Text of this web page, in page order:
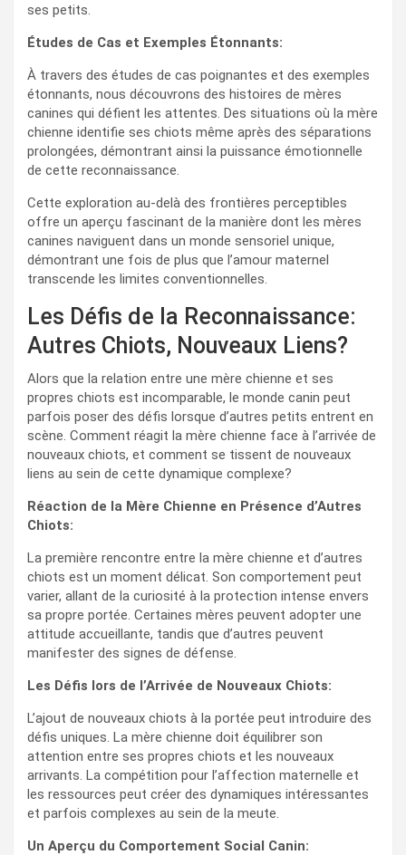
ses petits.
Études de Cas et Exemples Étonnants:
À travers des études de cas poignantes et des exemples
étonnants, nous découvrons des histoires de mères
canines qui défient les attentes. Des situations où la mère
chienne identifie ses chiots même après des séparations
prolongées, démontrant ainsi la puissance émotionnelle
de cette reconnaissance.
Cette exploration au-delà des frontières perceptibles
offre un aperçu fascinant de la manière dont les mères
canines naviguent dans un monde sensoriel unique,
démontrant une fois de plus que l’amour maternel
transcende les limites conventionnelles.
Les Défis de la Reconnaissance:
Autres Chiots, Nouveaux Liens?
Alors que la relation entre une mère chienne et ses
propres chiots est incomparable, le monde canin peut
parfois poser des défis lorsque d’autres petits entrent en
scène. Comment réagit la mère chienne face à l’arrivée de
nouveaux chiots, et comment se tissent de nouveaux
liens au sein de cette dynamique complexe?
Réaction de la Mère Chienne en Présence d’Autres
Chiots:
La première rencontre entre la mère chienne et d’autres
chiots est un moment délicat. Son comportement peut
varier, allant de la curiosité à la protection intense envers
sa propre portée. Certaines mères peuvent adopter une
attitude accueillante, tandis que d’autres peuvent
manifester des signes de défense.
Les Défis lors de l’Arrivée de Nouveaux Chiots:
L’ajout de nouveaux chiots à la portée peut introduire des
défis uniques. La mère chienne doit équilibrer son
attention entre ses propres chiots et les nouveaux
arrivants. La compétition pour l’affection maternelle et
les ressources peut créer des dynamiques intéressantes
et parfois complexes au sein de la meute.
Un Aperçu du Comportement Social Canin: